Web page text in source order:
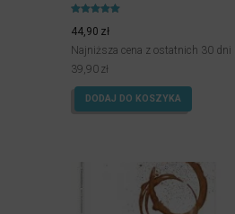
5.00
na 5.
44,90 zł
Najniższa cena z ostatnich 30 dni
39,90 zł
DODAJ DO KOSZYKA